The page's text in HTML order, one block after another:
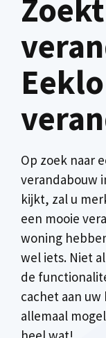
Op zoek naar
verandabouw
kijkt, zal u
een mooie
woning
wel iets. Niet
de
cachet aan uw
allemaal